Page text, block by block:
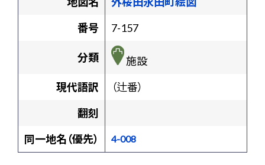
番号
7-157
分類
施設
現代語訳
（辻番）
翻刻
同一地名（優先）
4-008